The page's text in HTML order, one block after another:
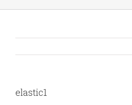
elastic1